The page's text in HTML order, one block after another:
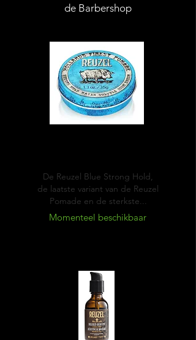
de Barbershop
De Reuzel Blue Strong Hold,
de laatste variant van de Reuzel
Pomade en de sterkste...
Momenteel beschikbaar